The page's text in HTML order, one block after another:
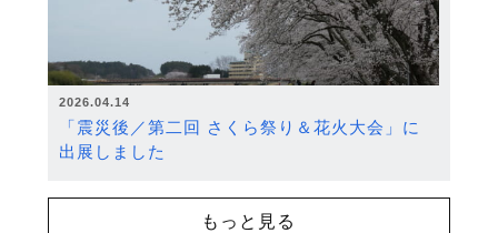
2026.04.14
「震災後／第二回 さくら祭り＆花火大会」に
出展しました
もっと見る